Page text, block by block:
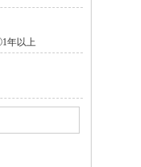
1年以上